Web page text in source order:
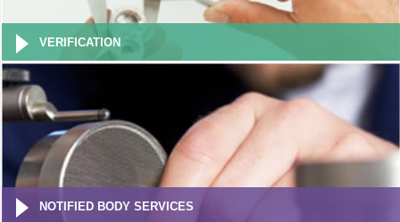
VERIFICATION
NOTIFIED BODY SERVICES